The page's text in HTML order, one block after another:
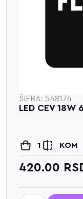
ŠIFRA: 548174
LED CEV 18W
1 KOM
420.00